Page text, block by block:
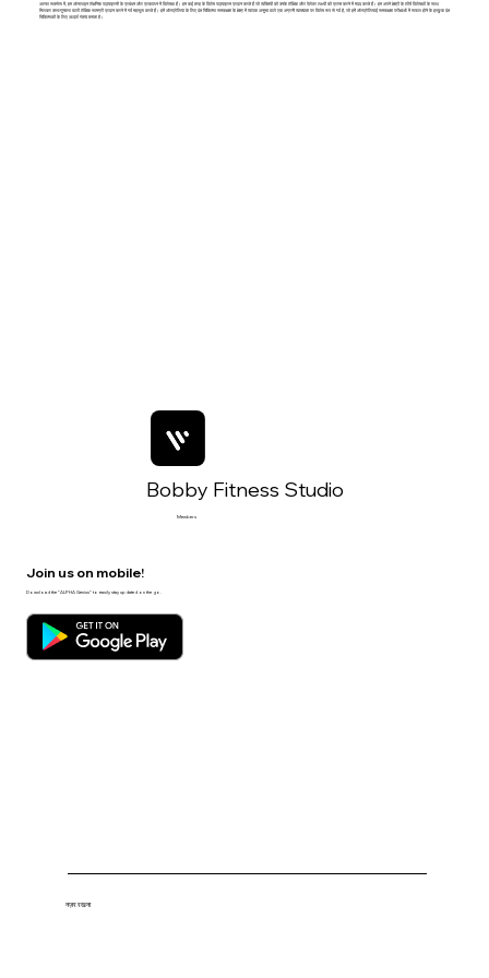
अल्फा सक्सेस में, हम ऑनलाइन शैक्षणिक पाठ्यक्रमों के प्रबंधन और प्रकाशन में विशेषज्ञ हैं। हम कई तरह के विशेष पाठ्यक्रम प्रदान करते हैं जो व्यक्तियों को उनके शैक्षिक और पेशेवर लक्ष्यों को प्राप्त करने में मदद करते हैं। हम अपने क्षेत्रों के शीर्ष विशेषज्ञों के साथ
मिलकर उच्च गुणवत्ता वाली शैक्षिक सामग्री प्रदान करने में गर्व महसूस करते हैं। हमें ऑस्ट्रेलिया के लिए दंत चिकित्सा समकक्षता के क्षेत्र में व्यापक अनुभव वाले एक अग्रणी व्याख्याता पर विशेष रूप से गर्व है, जो हमें ऑस्ट्रेलियाई समकक्षता परीक्षाओं में सफल होने के इच्छुक दंत
चिकित्सकों के लिए आदर्श गंतव्य बनाता है।
Members
Bobby Fitness Studio
Join us on mobile!
Download the “ALPHA Genius” to easily stay updated on the go.
नज़र रखना